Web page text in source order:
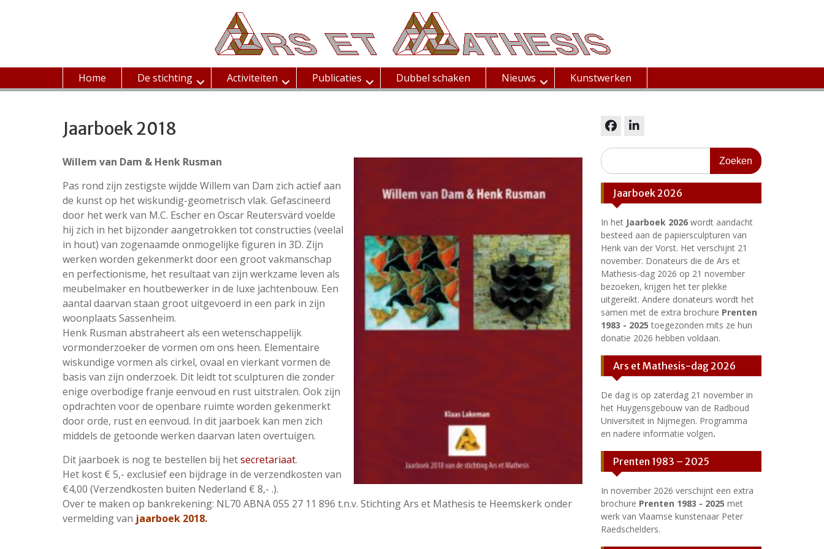
Home De stichting Activiteiten Publicaties Dubbel schaken Nieuws Kunstwerken
Jaarboek 2018
Willem van Dam & Henk Rusman
Pas rond zijn zestigste wijdde Willem van Dam zich actief aan
de kunst op het wiskundig-geometrisch vlak. Gefascineerd
door het werk van M.C. Escher en Oscar Reutersvärd voelde
hij zich in het bijzonder aangetrokken tot constructies (veelal
in hout) van zogenaamde onmogelijke figuren in 3D. Zijn
werken worden gekenmerkt door een groot vakmanschap
en perfectionisme, het resultaat van zijn werkzame leven als
meubelmaker en houtbewerker in de luxe jachtenbouw. Een
aantal daarvan staan groot uitgevoerd in een park in zijn
woonplaats Sassenheim.
Henk Rusman abstraheert als een wetenschappelijk
vormonderzoeker de vormen om ons heen. Elementaire
wiskundige vormen als cirkel, ovaal en vierkant vormen de
basis van zijn onderzoek. Dit leidt tot sculpturen die zonder
enige overbodige franje eenvoud en rust uitstralen. Ook zijn
opdrachten voor de openbare ruimte worden gekenmerkt
door orde, rust en eenvoud. In dit jaarboek kan men zich
middels de getoonde werken daarvan laten overtuigen.
Dit jaarboek is nog te bestellen bij hetsecretariaat.
Het kost € 5,- exclusief een bijdrage in de verzendkosten van
€4,00 (Verzendkosten buiten Nederland € 8,- .).
Over te maken op bankrekening: NL70 ABNA 055 27 11 896 t.n.v. Stichting Ars et Mathesis te Heemskerk onder
vermelding van jaarboek 2018.
Zoeken
naar:
Jaarboek 2026
In het Jaarboek 2026 wordt aandacht
besteed aan de papiersculpturen van
Henk van der Vorst. Het verschijnt 21
november. Donateurs die de Ars et
Mathesis-dag 2026 op 21 november
bezoeken, krijgen het ter plekke
uitgereikt. Andere donateurs wordt het
samen met de extra brochure Prenten
1983 - 2025 toegezonden mits ze hun
donatie 2026 hebben voldaan.
Ars et Mathesis-dag 2026
De dag is op zaterdag 21 november in
het Huygensgebouw van de Radboud
Universiteit in Nijmegen. Programma
en nadere informatie volgen.
Prenten 1983 – 2025
In november 2026 verschijnt een extra
brochure Prenten 1983 - 2025 met
werk van Vlaamse kunstenaar Peter
Raedschelders.